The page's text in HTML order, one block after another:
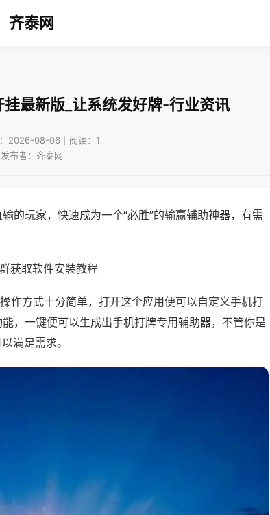
齐泰网
最新版_让系统发好牌-行业资讯
2026-08-06｜阅读：1
发布者：齐泰网
的玩家，快速成为一个“必胜”的输赢辅助神器，有需
获取软件安装教程
作方式十分简单，打开这个应用便可以自定义手机打
，一键便可以生成出手机打牌专用辅助器，不管你是
满足需求。